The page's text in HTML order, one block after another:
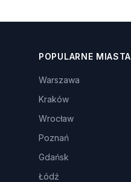
POPULARNE MIASTA
Warszawa
Kraków
Wrocław
Poznań
Gdańsk
Łódź